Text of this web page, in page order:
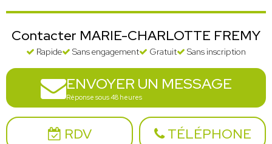
Contacter MARIE-CHARLOTTE FREMY
Rapide Sans engagement Gratuit Sans inscription
ENVOYER UN MESSAGE
Réponse sous 48 heures
RDV TÉLÉPHONE